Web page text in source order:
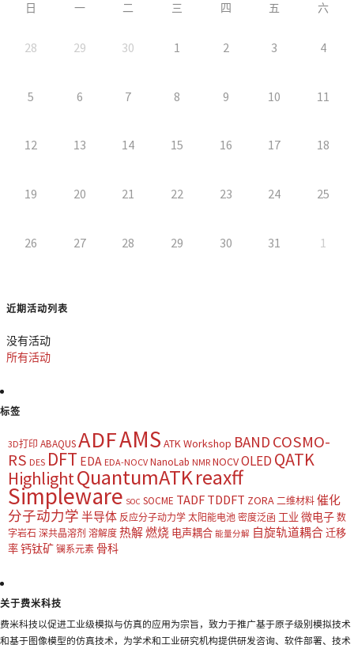
日 一 二 三 四 五 六
28 29 30 1 2 3 4
5 6 7 8 9 10 11
12 13 14 15 16 17 18
19 20 21 22 23 24 25
26 27 28 29 30 31 1
近期活动列表
没有活动
所有活动
标签
3D打印 ABAQUSADFAMS ATK Workshop BAND COSMO-
RS DES DFT EDA EDA-NOCV NanoLab NMR NOCVOLED QATK
HighlightQuantumATKreaxff
Simpleware SOC SOCME TADF TDDFT ZORA 二维材料 催化
分子动力学 半导体 反应分子动力学 太阳能电池 密度泛函 工业 微电子 数
字岩石 深共晶溶剂 溶解度 热解燃烧 电声耦合 能量分解 自旋轨道耦合迁移
率钙钛矿 镧系元素 骨科
关于费米科技
费米科技以促进工业级模拟与仿真的应用为宗旨，致力于推广基于原子级别模拟技术
和基于图像模型的仿真技术，为学术和工业研究机构提供研发咨询、软件部署、技术